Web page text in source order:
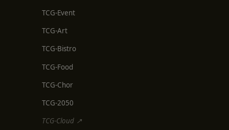
TCG-Event
TCG-Art
TCG-Bistro
TCG-Food
TCG-Chor
TCG-2050
TCG-Cloud ↗